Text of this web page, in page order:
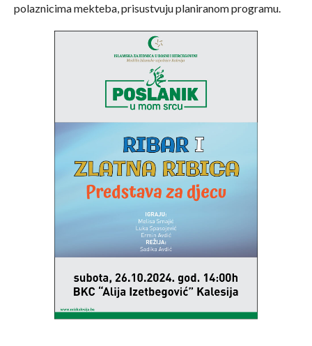
polaznicima mekteba, prisustvuju planiranom programu.